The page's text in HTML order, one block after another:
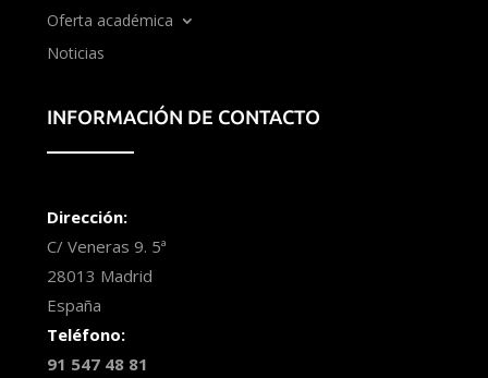
Oferta académica
Noticias
INFORMACIÓN DE CONTACTO
Dirección:
C/ Veneras 9. 5ª
28013 Madrid
España
Teléfono:
91 547 48 81